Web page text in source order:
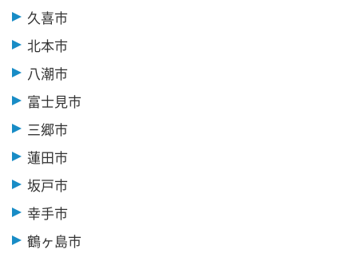
久喜市
北本市
八潮市
富士見市
三郷市
蓮田市
坂戸市
幸手市
鶴ヶ島市